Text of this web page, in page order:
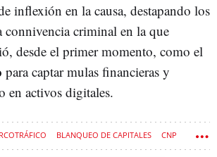
inflexión en la causa, destapando los
connivencia criminal en la que
desde el primer momento, como el
para captar mulas financieras y
en activos digitales.
BLANQUEO DE CAPITALES CNP